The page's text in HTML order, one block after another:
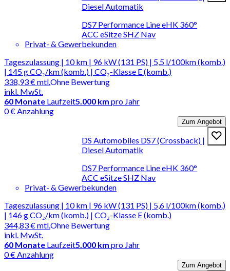
Diesel Automatik
DS7 Performance Line eHK 360°
ACC eSitze SHZ Nav
Privat- & Gewerbekunden
Tageszulassung | 10 km | 96 kW (131 PS) | 5,5 l/100km (komb.)
| 145 g CO₂/km (komb.) | CO₂-Klasse E (komb.)
338,93 €mtl.
inkl. MwSt.
Ohne Bewertung
60 Monate Laufzeit5.000 km pro Jahr
0 € Anzahlung
Zum Angebot
DS Automobiles DS7 (Crossback) |
Diesel Automatik
DS7 Performance Line eHK 360°
ACC eSitze SHZ Nav
Privat- & Gewerbekunden
Tageszulassung | 10 km | 96 kW (131 PS) | 5,6 l/100km (komb.)
| 146 g CO₂/km (komb.) | CO₂-Klasse E (komb.)
344,83 €mtl.
inkl. MwSt.
Ohne Bewertung
60 Monate Laufzeit5.000 km pro Jahr
0 € Anzahlung
Zum Angebot